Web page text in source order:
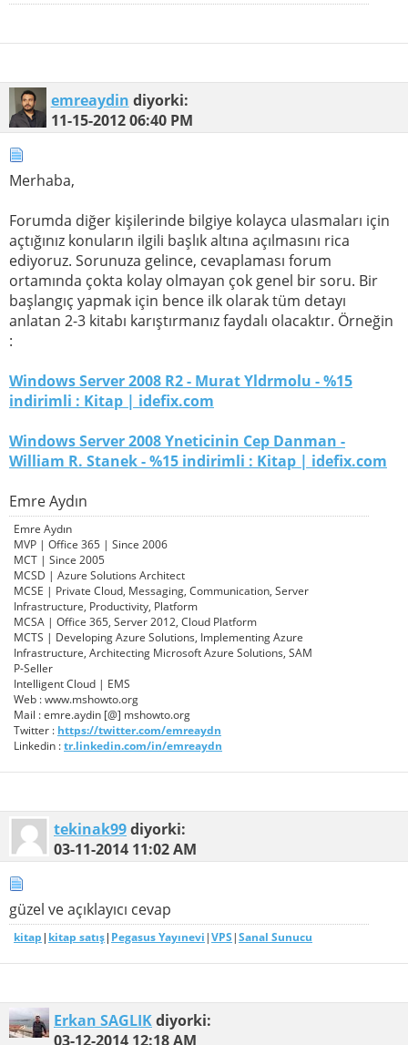
emreaydin diyorki:
11-15-201206:40 PM
Merhaba,
Forumda diğer kişilerinde bilgiye kolayca ulasmaları için
açtığınız konuların ilgili başlık altına açılmasını rica
ediyoruz. Sorunuza gelince, cevaplaması forum
ortamında çokta kolay olmayan çok genel bir soru. Bir
başlangıç yapmak için bence ilk olarak tüm detayı
anlatan 2-3 kitabı karıştırmanız faydalı olacaktır. Örneğin
:
Windows Server 2008 R2 - Murat Yldrmolu - %15
indirimli : Kitap | idefix.com
Windows Server 2008 Yneticinin Cep Danman -
William R. Stanek - %15 indirimli : Kitap | idefix.com
Emre Aydın
Emre Aydın
MVP | Office 365 | Since 2006
MCT | Since 2005
MCSD | Azure Solutions Architect
MCSE | Private Cloud, Messaging, Communication, Server
Infrastructure, Productivity, Platform
MCSA | Office 365, Server 2012, Cloud Platform
MCTS | Developing Azure Solutions, Implementing Azure
Infrastructure, Architecting Microsoft Azure Solutions, SAM
P-Seller
Intelligent Cloud | EMS
Web : www.mshowto.org
Mail : emre.aydin [@] mshowto.org
Twitter : https://twitter.com/emreaydn
Linkedin :tr.linkedin.com/in/emreaydn
tekinak99diyorki:
03-11-2014 11:02 AM
güzel ve açıklayıcı cevap
kitap| kitap satış| Pegasus Yayınevi |VPS |Sanal Sunucu
Erkan SAGLIKdiyorki:
03-12-2014 12:18 AM